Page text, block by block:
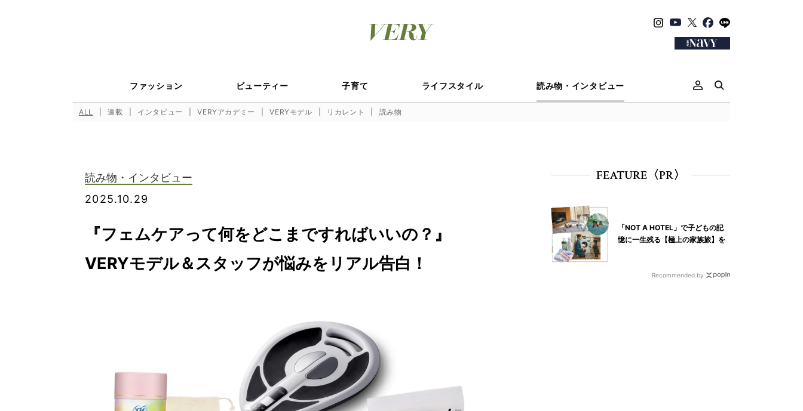
ファッション ビューティー 子育て ライフスタイル 読み物・インタビュー
ALL 連載 インタビュー VERYアカデミー VERYモデル リカレント 読み物
読み物・インタビュー
2025.10.29
『フェムケアって何をどこまですればいいの？』
VERYモデル＆スタッフが悩みをリアル告白！
FEATURE〈PR〉
「NOT A HOTEL」で子どもの記
憶に一生残る【極上の家族旅】を
Recommended by